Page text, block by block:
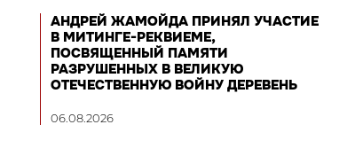
АНДРЕЙ ЖАМОЙДА ПРИНЯЛ УЧАСТИЕ
В МИТИНГЕ-РЕКВИЕМЕ,
ПОСВЯЩЕННЫЙ ПАМЯТИ
РАЗРУШЕННЫХ В ВЕЛИКУЮ
ОТЕЧЕСТВЕННУЮ ВОЙНУ ДЕРЕВЕНЬ
06.08.2026